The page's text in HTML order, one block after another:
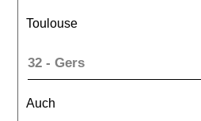
Toulouse
32 - Gers
Auch